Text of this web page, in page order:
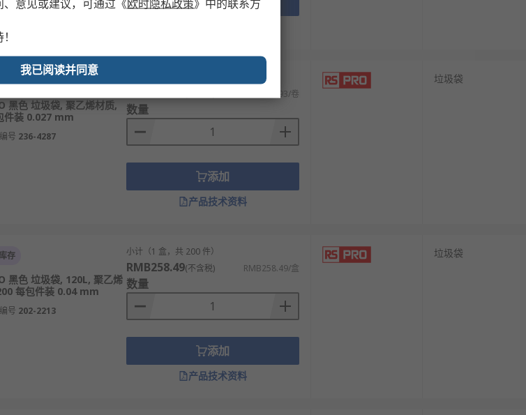
的库存
黑色 垃圾袋, 聚乙烯材质,
件装 0.027 mm
号 236-4287
RMB576.93/卷
数量
添加
产品技术资料
垃圾袋
存
黑色 垃圾袋, 120L, 聚乙烯
每包件装 0.04 mm
号 202-2213
小计（1 盒，共 200 件）
RMB258.49(不含税) RMB258.49/盒
数量
添加
产品技术资料
垃圾袋
意见或建议，可通过 《欧时隐私政策》 中的联系方
我已阅读并同意